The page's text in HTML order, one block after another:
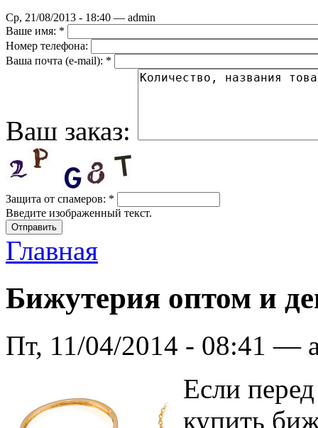
Ср, 21/08/2013 - 18:40 — admin
Ваше имя: *
Номер телефона:
Ваша почта (е-mail): *
Ваш заказ:
Защита от спамеров: *
Введите изображенный текст.
Главная
Бижутерия оптом и
Пт, 11/04/2014 - 08:41 —
Если перед
купить